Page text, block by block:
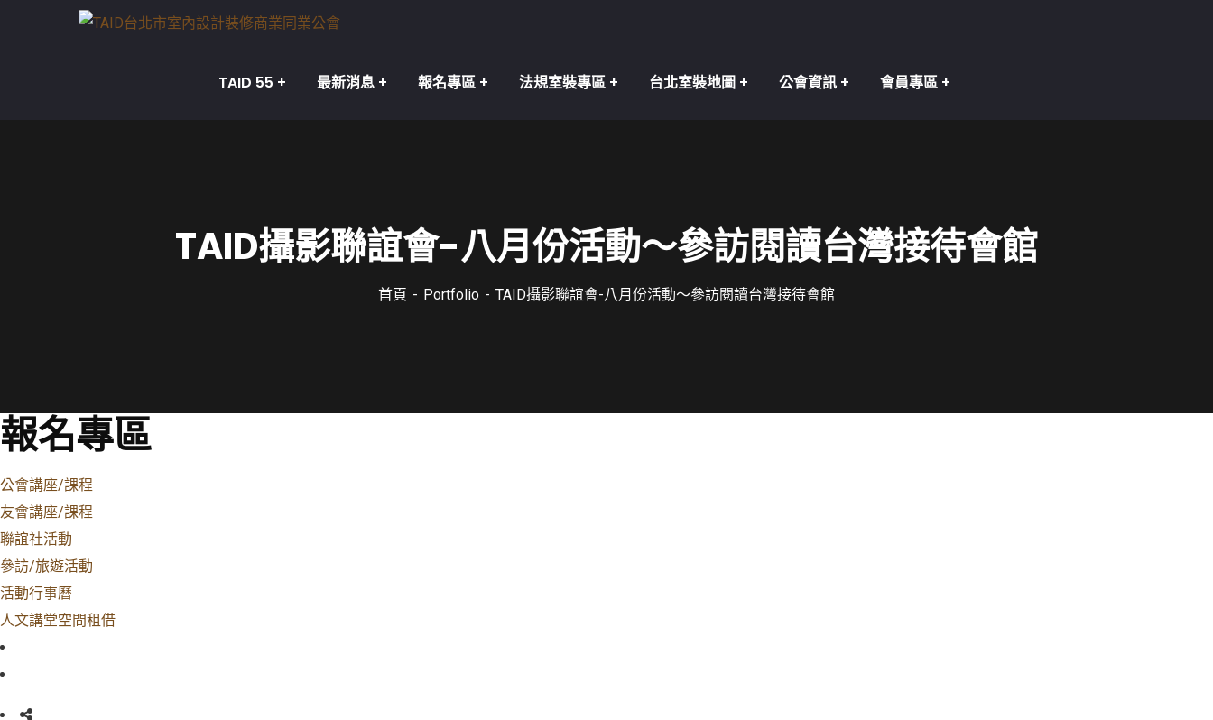
TAID 55 最新消息 報名專區 法規室裝專區 台北室裝地圖 公會資訊 會員專區
TAID攝影聯誼會-八月份活動～參訪閱讀台灣接待會館
首頁 Portfolio TAID攝影聯誼會-八月份活動～參訪閱讀台灣接待會館
報名專區
公會講座/課程
友會講座/課程
聯誼社活動
參訪/旅遊活動
活動行事曆
人文講堂空間租借